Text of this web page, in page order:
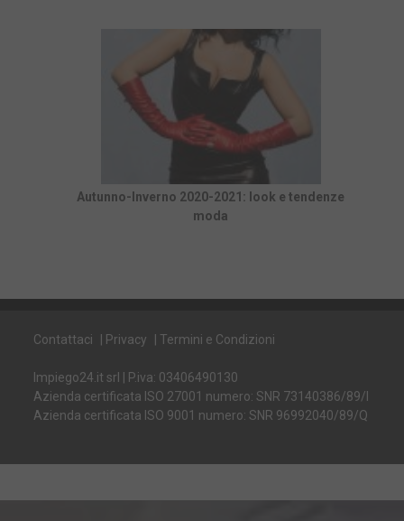
Autunno-Inverno 2020-2021: look e tendenze
moda
Contattaci Privacy Termini e Condizioni
Impiego24.it srl | P.iva: 03406490130
Azienda certificata ISO 27001 numero: SNR 73140386/89/I
Azienda certificata ISO 9001 numero: SNR 96992040/89/Q